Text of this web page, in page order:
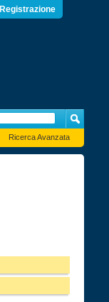
Registrazione
Ricerca Avanzata